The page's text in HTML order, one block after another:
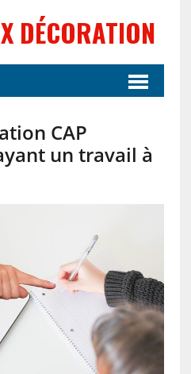
DÉCORATION
CAP
un travail à